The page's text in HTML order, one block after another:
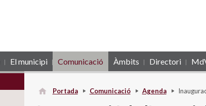
El municipi Comunicació Àmbits Directori
Portada Comunicació Agenda